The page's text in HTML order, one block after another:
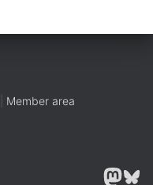
Member area
MASTODON